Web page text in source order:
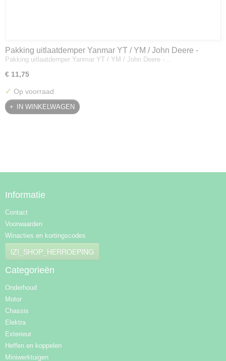
Pakking uitlaatdemper Yanmar YT / YM / John Deere -
128300-13230
Pakking uitlaatdemper Yanmar YT / YM / John Deere -…
€ 11,75
✓ Op voorraad
IN WINKELWAGEN
Informatie
Contact
Voorwaarden
Winacties en kortingscodes
IZI_SHOP_HERROEPING
Categorieën
Onderhoud
Motor
Chassis
Elektra
Exterieur
Heffen en koppelen
Miniwerktuigen